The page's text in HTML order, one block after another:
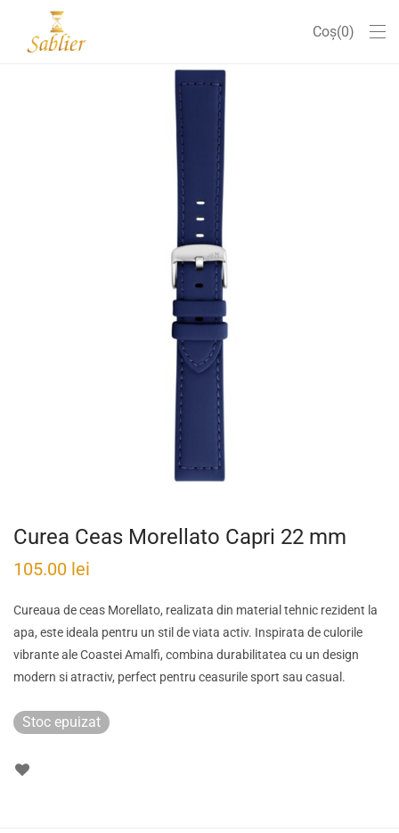
Coș 0
Curea Ceas Morellato Capri 22 mm
105.00 lei
Cureaua de ceas Morellato, realizata din material tehnic rezident la
apa, este ideala pentru un stil de viata activ. Inspirata de culorile
vibrante ale Coastei Amalfi, combina durabilitatea cu un design
modern si atractiv, perfect pentru ceasurile sport sau casual.
Stoc epuizat